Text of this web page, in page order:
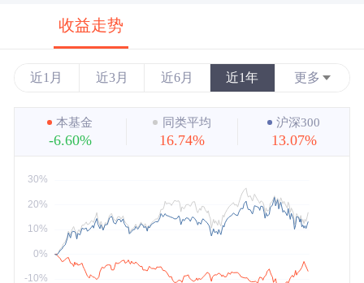
收益走势
近1月 近3月 近6月 近1年 更多
近3年
近5年
最大
本基金
-6.60%
同类平均
16.74%
沪深300
13.07%